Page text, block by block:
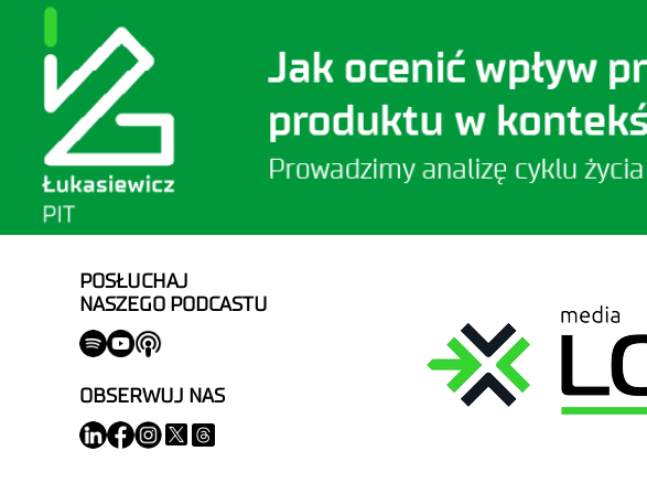
POSŁUCHAJ
NASZEGO PODCASTU
OBSERWUJ NAS